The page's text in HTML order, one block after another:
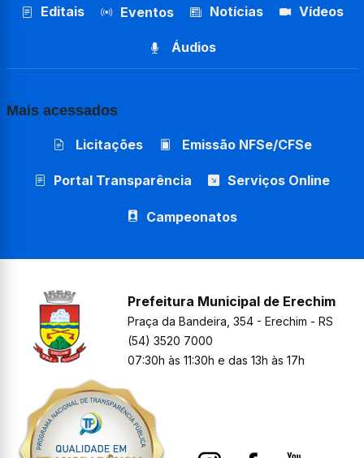
Editais Eventos Notícias Vídeos
Áudios
Mais acessados
Licitações Emissão NFSe/CFSe
Portal Transparência Serviços Online
Campeonatos
Prefeitura Municipal de Erechim
Praça da Bandeira, 354 - Erechim - RS
(54) 3520 7000
07:30h às 11:30h e das 13h às 17h